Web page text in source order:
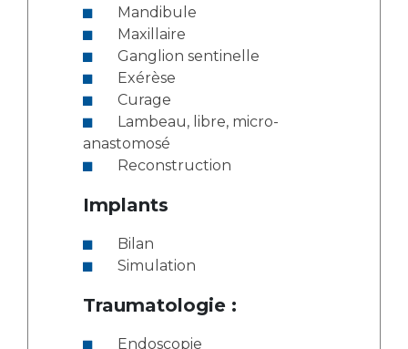
Mandibule
Maxillaire
Ganglion sentinelle
Exérèse
Curage
anastomosé
Reconstruction
Implants
Bilan
Simulation
Traumatologie :
Endoscopie